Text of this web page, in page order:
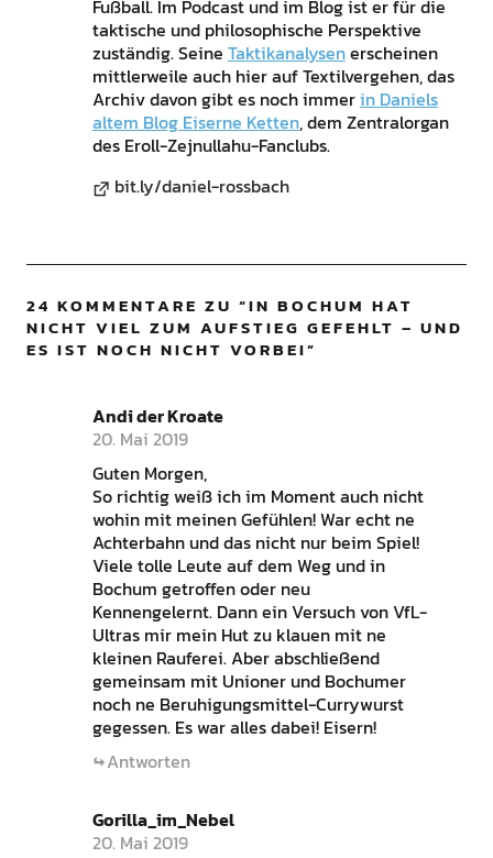
Fußball. Im Podcast und im Blog ist er für die
taktische und philosophische Perspektive
zuständig. Seine Taktikanalysenerscheinen
mittlerweile auch hier auf Textilvergehen, das
Archiv davon gibt es noch immerin Daniels
altem Blog Eiserne Ketten, dem Zentralorgan
des Eroll-Zejnullahu-Fanclubs.
bit.ly/daniel-rossbach
24 KOMMENTARE ZU “IN BOCHUM HAT
NICHT VIEL ZUM AUFSTIEG GEFEHLT – UND
ES IST NOCH NICHT VORBEI”
Andi der Kroate
20. Mai 2019
Guten Morgen,
So richtig weiß ich im Moment auch nicht
wohin mit meinen Gefühlen! War echt ne
Achterbahn und das nicht nur beim Spiel!
Viele tolle Leute auf dem Weg und in
Bochum getroffen oder neu
Kennengelernt. Dann ein Versuch von VfL-
Ultras mir mein Hut zu klauen mit ne
kleinen Rauferei. Aber abschließend
gemeinsam mit Unioner und Bochumer
noch ne Beruhigungsmittel-Currywurst
gegessen. Es war alles dabei! Eisern!
Antworten
Gorilla_im_Nebel
20. Mai 2019